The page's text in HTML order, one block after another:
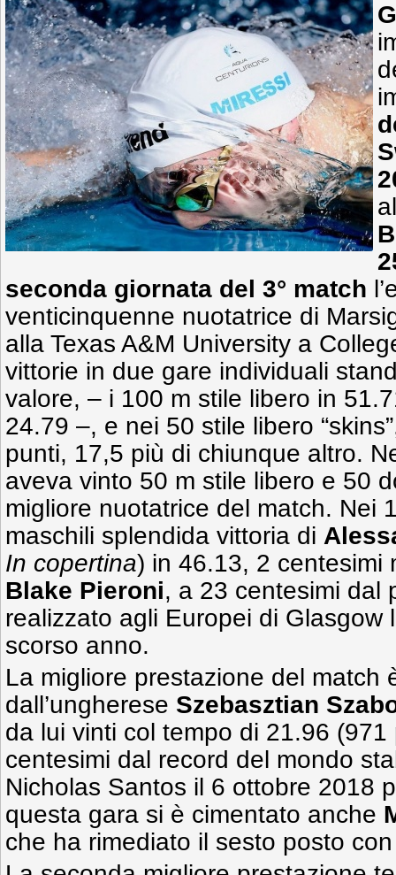
seconda giornata del 3° match
venticinquenne nuotatrice di
alla Texas A&M University a
vittorie in due gare individuali
valore, – i 100 m stile libero in
24.79 –, e nei 50 stile libero
punti, 17,5 più di chiunque altro.
aveva vinto 50 m stile libero e 50
migliore nuotatrice del match. Nei
maschili splendida vittoria di
In copertina) in 46.13, 2 centesimi
Blake Pieroni, a 23 centesimi dal
realizzato agli Europei di Glasgow
scorso anno.
La migliore prestazione del match
dall’ungherese Szebasztian
da lui vinti col tempo di 21.96
centesimi dal record del mondo
Nicholas Santos il 6 ottobre 2018
questa gara si è cimentato anche
che ha rimediato il sesto posto